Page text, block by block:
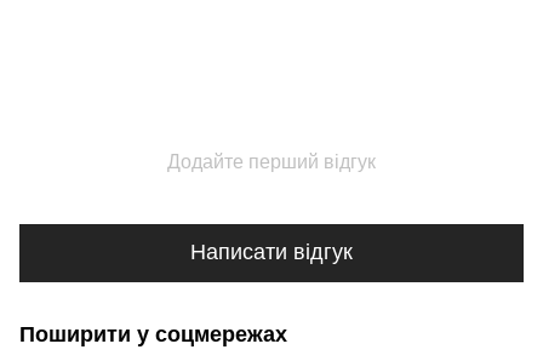
Додайте перший відгук
Написати відгук
Поширити у соцмережах